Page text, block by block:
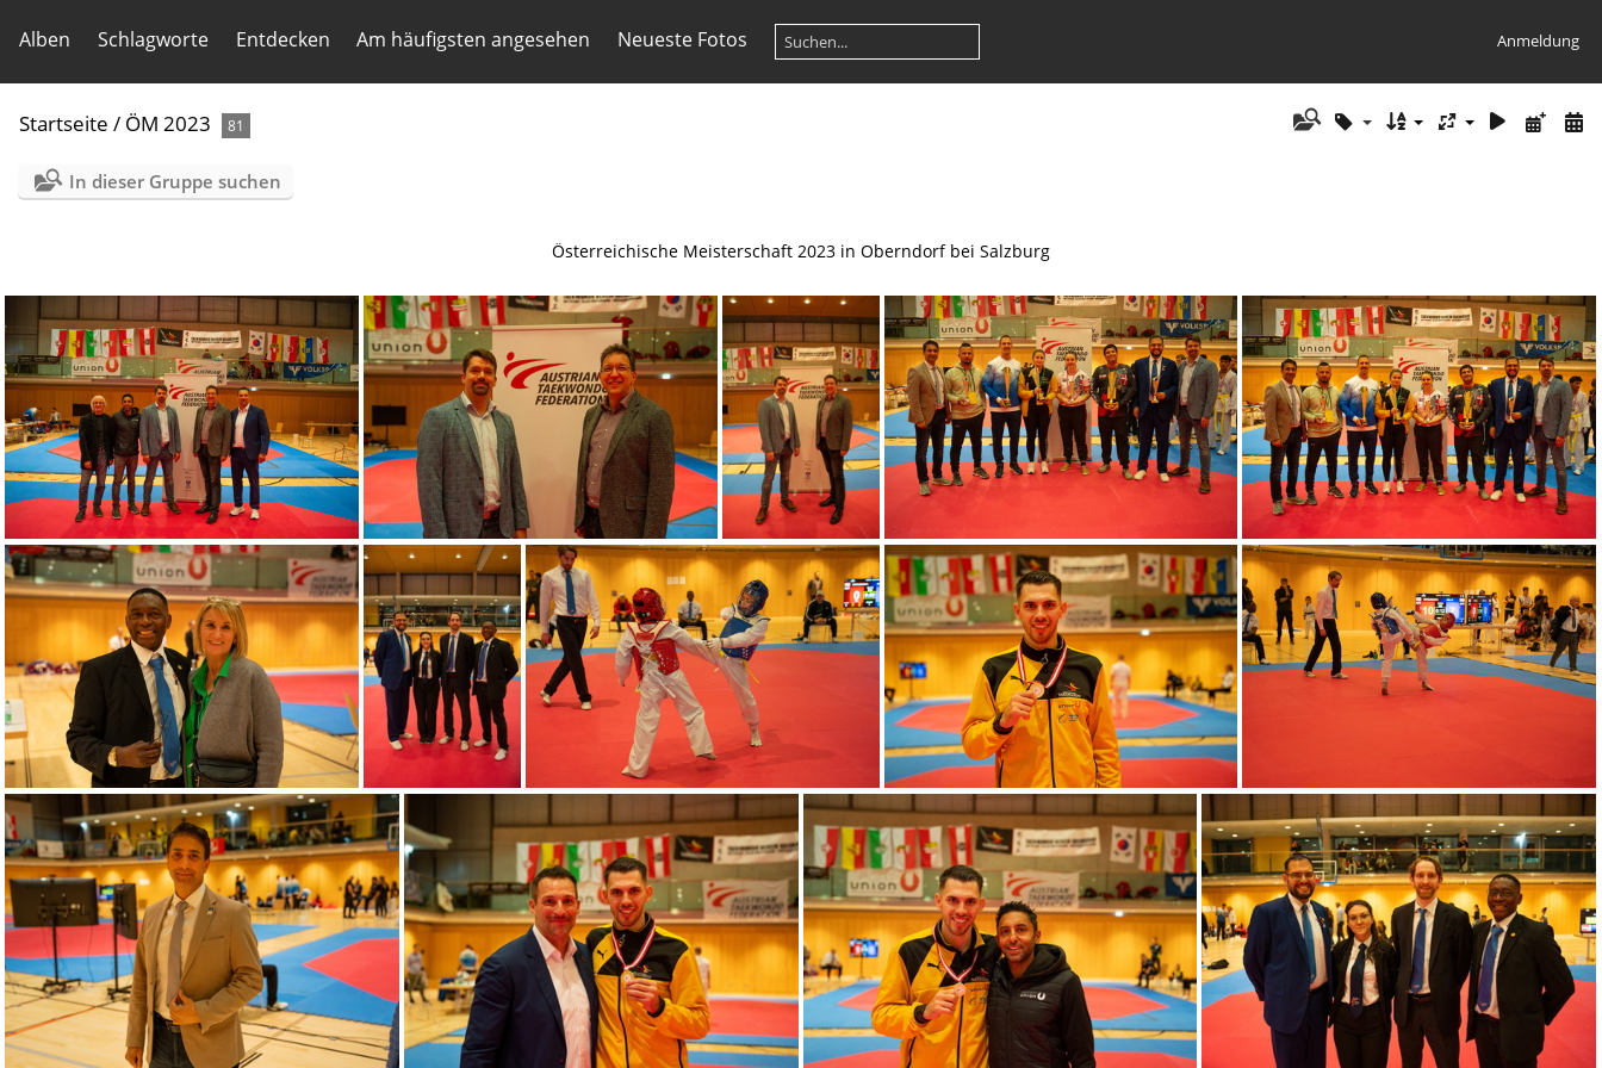
Alben Schlagworte Entdecken Am häufigsten angesehen Neueste Fotos Anmeldung
Startseite / ÖM 2023 81
In dieser Gruppe suchen
Österreichische Meisterschaft 2023 in Oberndorf bei Salzburg
ÖM2023 ÖM2023 ÖM2023 ÖM2023 ÖM2023
ÖM2023 ÖM2023 ÖM2023 ÖM2023 ÖM2023